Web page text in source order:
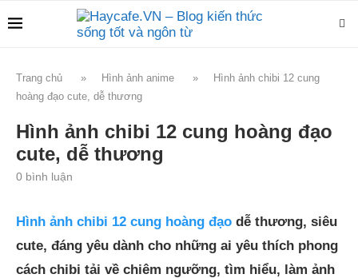
Trang chủ » Hình ảnh anime »
Hình ảnh chibi 12 cung
hoàng đạo cute, dễ thương
Hình ảnh chibi 12 cung hoàng đạo
cute, dễ thương
0 bình luận
Hình ảnh chibi 12 cung hoàng đạo dễ thương, siêu
cute, đáng yêu dành cho những ai yêu thích phong
cách chibi tải về chiêm ngưỡng, tìm hiểu, làm ảnh